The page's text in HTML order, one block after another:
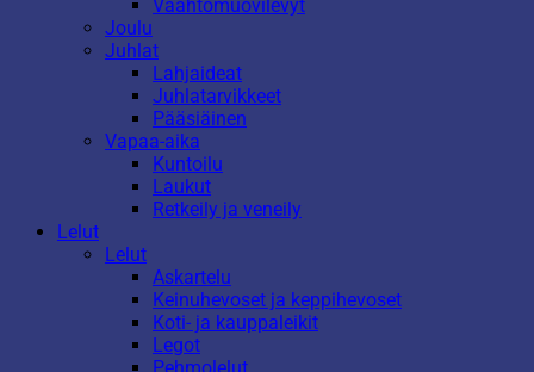
Vaahtomuovilevyt
Joulu
Juhlat
Lahjaideat
Juhlatarvikkeet
Pääsiäinen
Vapaa-aika
Kuntoilu
Laukut
Retkeily ja veneily
Lelut
Lelut
Askartelu
Keinuhevoset ja keppihevoset
Koti- ja kauppaleikit
Legot